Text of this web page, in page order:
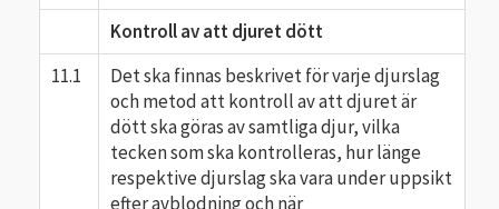
Kontroll av att djuret dött
11.1
Det ska finnas beskrivet för varje djurslag
och metod att kontroll av att djuret är
dött ska göras av samtliga djur, vilka
tecken som ska kontrolleras, hur länge
respektive djurslag ska vara under uppsikt
efter avblodning och när